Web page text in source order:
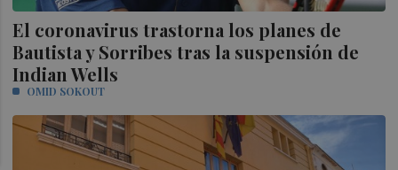
El coronavirus trastorna los planes de
Bautista y Sorribes tras la suspensión de
Indian Wells
OMID SOKOUT